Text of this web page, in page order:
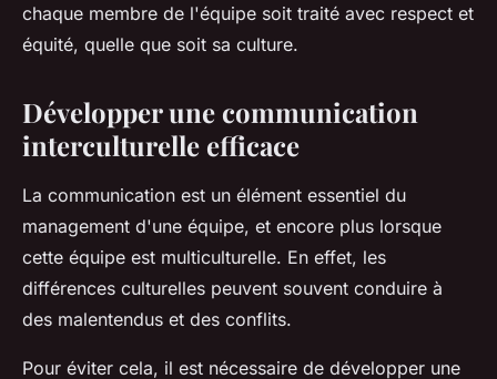
chaque membre de l'équipe soit traité avec respect et
équité, quelle que soit sa culture.
Développer une communication
interculturelle efficace
La communication est un élément essentiel du
management d'une équipe, et encore plus lorsque
cette équipe est multiculturelle. En effet, les
différences culturelles peuvent souvent conduire à
des malentendus et des conflits.
Pour éviter cela, il est nécessaire de développer une